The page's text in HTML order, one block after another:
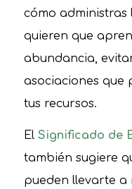
cómo administras
quieren que
abundancia,
asociaciones que
tus recursos.
El Significado de
también sugiere
pueden llevarte a